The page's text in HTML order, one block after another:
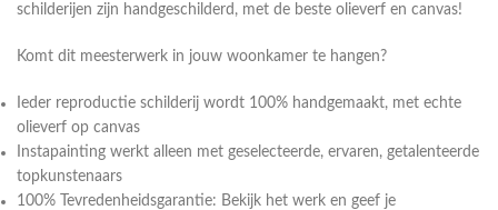
schilderijen zijn handgeschilderd, met de beste olieverf en canvas!
Komt dit meesterwerk in jouw woonkamer te hangen?
Ieder reproductie schilderij wordt 100% handgemaakt, met echte
olieverf op canvas
Instapainting werkt alleen met geselecteerde, ervaren, getalenteerde
topkunstenaars
100% Tevredenheidsgarantie: Bekijk het werk en geef je